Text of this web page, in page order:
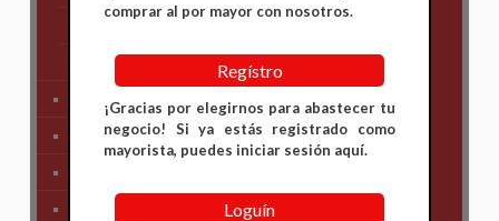
Yamaha
Tren Delantero
Partes de Motor
comprar al por mayor con nosotros.
Regístro
¡Gracias por elegirnos para abastecer tu
negocio! Si ya estás registrado como
mayorista, puedes iniciar sesión aquí.
Loguín